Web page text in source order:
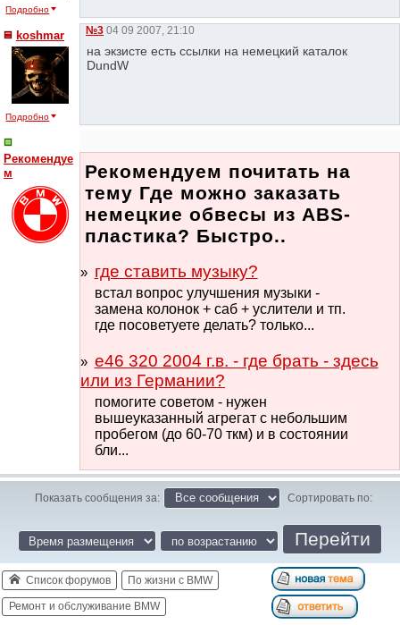
Подробно
koshmar
Подробно
№3 04 09 2007, 21:10
на экзисте есть ссылки на немецкий каталок
DundW
Рекомендуе
м
Рекомендуем почитать на
тему Где можно заказать
немецкие обвесы из ABS-
пластика? Быстро..
где ставить музыку?
встал вопрос улучшения музыки -
замена колонок + саб + услители и тп.
где посоветуете делать? только...
e46 320 2004 г.в. - где брать - здесь
или из Германии?
помогите советом - нужен
вышеуказанный агрегат с небольшим
пробегом (до 60-70 ткм) и в состоянии
бли...
Показать сообщения за: Сортировать по:
Список форумов По жизни с BMW
Ремонт и обслуживание BMW